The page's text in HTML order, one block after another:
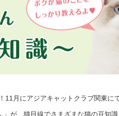
11月にアジアキャットクラブ関東に
が、猫目線でさまざまな猫の豆知識